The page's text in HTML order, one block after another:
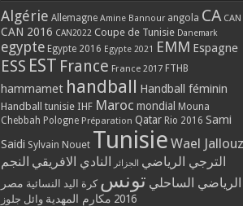
Algérie Allemagne Amine Bannour angola CA CAN
CAN 2016 CAN2022 Coupe de Tunisie Danemark
egypte Egypte 2016 Egypte 2021 EMM Espagne
ESS EST France France 2017 FTHB
hammamet handball Handball féminin
Handball tunisie IHF Maroc mondial Mouna
Chebbah Pologne Préparation Qatar Rio 2016 Sami
Saidi Sylvain Nouet Tunisie Wael Jallouz
الترجي الرياضي الجزائر النادي الافريقي النجم
الرياضي الساحلي تونس كرة اليد النسائية مصر
2016 مكارم المهدية وائل جلوز